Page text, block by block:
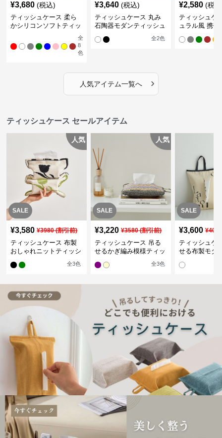
¥3,680 (税込)
ティッシュケース 柔ら
かシリコンソフトティッ
全
8
色
¥3,640 (税込)
ティッシュケース 丸み
石陶器モダンティッシュ
全2色
¥2,580 (税
ティッシュケ
ュラル風 携帯
人気アイテム一覧へ ›
ティッシュケース セールアイテム
SALE
人気
¥3,580 ¥3980(割引前)
ティッシュケース 布製
おしゃれニットティッシ
全3色
SALE
人気
¥3,220 ¥3580(割引前)
ティッシュケース 吊る
せるかぎ編み模様ティッ
全3色
SALE
¥3,600 ¥
ティッシュケ
せる布製モダ